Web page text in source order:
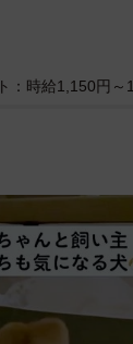
：時給1,150円～